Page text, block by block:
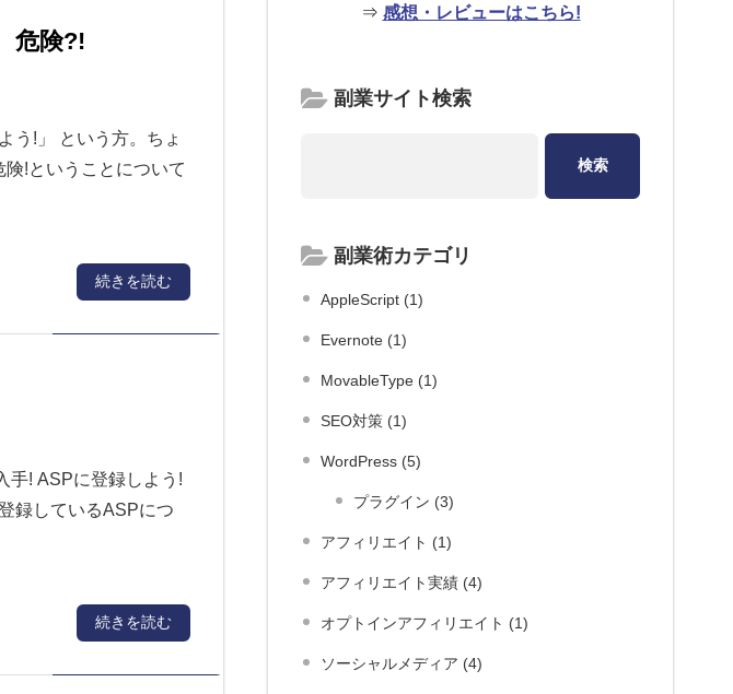
危険?!
う!」 という方。ちょ
!ということについて
続きを読む
手! ASPに登録しよう!
録しているASPにつ
続きを読む
⇒ 感想・レビューはこちら!
副業サイト検索
副業術カテゴリ
AppleScript (1)
Evernote (1)
MovableType (1)
SEO対策 (1)
WordPress (5)
プラグイン (3)
アフィリエイト (1)
アフィリエイト実績 (4)
オプトインアフィリエイト (1)
ソーシャルメディア (4)